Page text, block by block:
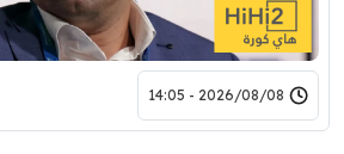
2026/08/08 - 14:05